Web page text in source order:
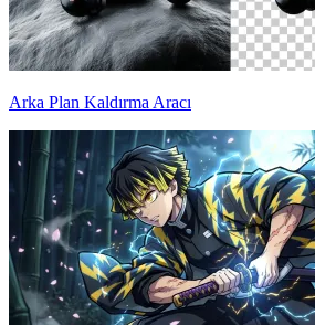
Arka Plan Kaldırma Aracı